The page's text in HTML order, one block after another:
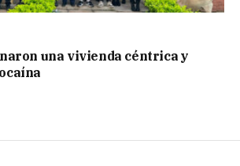
una vivienda céntrica y